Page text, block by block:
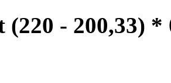
(220 - 200,33) *